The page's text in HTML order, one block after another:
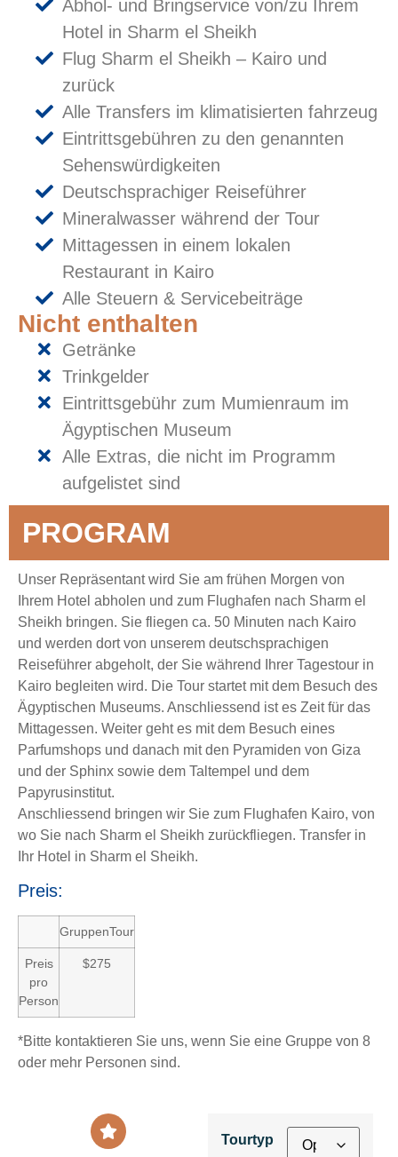
Abhol- und Bringservice von/zu Ihrem
Hotel in Sharm el Sheikh
Flug Sharm el Sheikh – Kairo und
zurück
Alle Transfers im klimatisierten fahrzeug
Eintrittsgebühren zu den genannten
Sehenswürdigkeiten
Deutschsprachiger Reiseführer
Mineralwasser während der Tour
Mittagessen in einem lokalen
Restaurant in Kairo
Alle Steuern & Servicebeiträge
Nicht enthalten
Getränke
Trinkgelder
Eintrittsgebühr zum Mumienraum im
Ägyptischen Museum
Alle Extras, die nicht im Programm
aufgelistet sind
PROGRAM
Unser Repräsentant wird Sie am frühen Morgen von
Ihrem Hotel abholen und zum Flughafen nach Sharm el
Sheikh bringen. Sie fliegen ca. 50 Minuten nach Kairo
und werden dort von unserem deutschsprachigen
Reiseführer abgeholt, der Sie während Ihrer Tagestour in
Kairo begleiten wird. Die Tour startet mit dem Besuch des
Ägyptischen Museums. Anschliessend ist es Zeit für das
Mittagessen. Weiter geht es mit dem Besuch eines
Parfumshops und danach mit den Pyramiden von Giza
und der Sphinx sowie dem Taltempel und dem
Papyrusinstitut.
Anschliessend bringen wir Sie zum Flughafen Kairo, von
wo Sie nach Sharm el Sheikh zurückfliegen. Transfer in
Ihr Hotel in Sharm el Sheikh.
Preis:
GruppenTour
Preis
pro
Person
$275
*Bitte kontaktieren Sie uns, wenn Sie eine Gruppe von 8
oder mehr Personen sind.
Tourtyp